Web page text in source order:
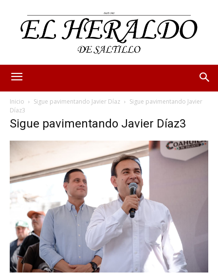
Inicio Sigue pavimentando Javier Díaz
Sigue pavimentando Javier
Díaz3
Sigue pavimentando Javier Díaz3